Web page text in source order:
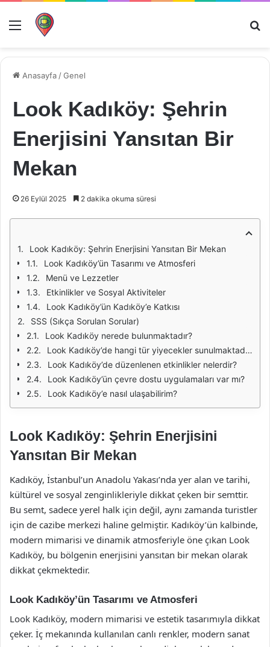
Menü
Anasayfa /Genel
Look Kadıköy: Şehrin
Enerjisini Yansıtan Bir
Mekan
26 Eylül 2025 2 dakika okuma süresi
Look Kadıköy: Şehrin Enerjisini Yansıtan Bir Mekan
Look Kadıköy’ün Tasarımı ve Atmosferi
Menü ve Lezzetler
Etkinlikler ve Sosyal Aktiviteler
Look Kadıköy’ün Kadıköy’e Katkısı
SSS (Sıkça Sorulan Sorular)
Look Kadıköy nerede bulunmaktadır?
Look Kadıköy’de hangi tür yiyecekler sunulmaktadır?
Look Kadıköy’de düzenlenen etkinlikler nelerdir?
Look Kadıköy’ün çevre dostu uygulamaları var mı?
Look Kadıköy’e nasıl ulaşabilirim?
Look Kadıköy: Şehrin Enerjisini
Yansıtan Bir Mekan
Kadıköy, İstanbul’un Anadolu Yakası’nda yer alan ve tarihi,
kültürel ve sosyal zenginlikleriyle dikkat çeken bir semttir.
Bu semt, sadece yerel halk için değil, aynı zamanda turistler
için de cazibe merkezi haline gelmiştir. Kadıköy’ün kalbinde,
modern mimarisi ve dinamik atmosferiyle öne çıkan Look
Kadıköy, bu bölgenin enerjisini yansıtan bir mekan olarak
dikkat çekmektedir.
Look Kadıköy’ün Tasarımı ve Atmosferi
Look Kadıköy, modern mimarisi ve estetik tasarımıyla dikkat
çeker. İç mekanında kullanılan canlı renkler, modern sanat